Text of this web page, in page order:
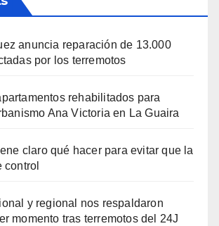
anuncia reparación de 13.000
por los terremotos
rehabilitados para
Ana Victoria en La Guaira
claro qué hacer para evitar que la
control
y regional nos respaldaron
momento tras terremotos del 24J